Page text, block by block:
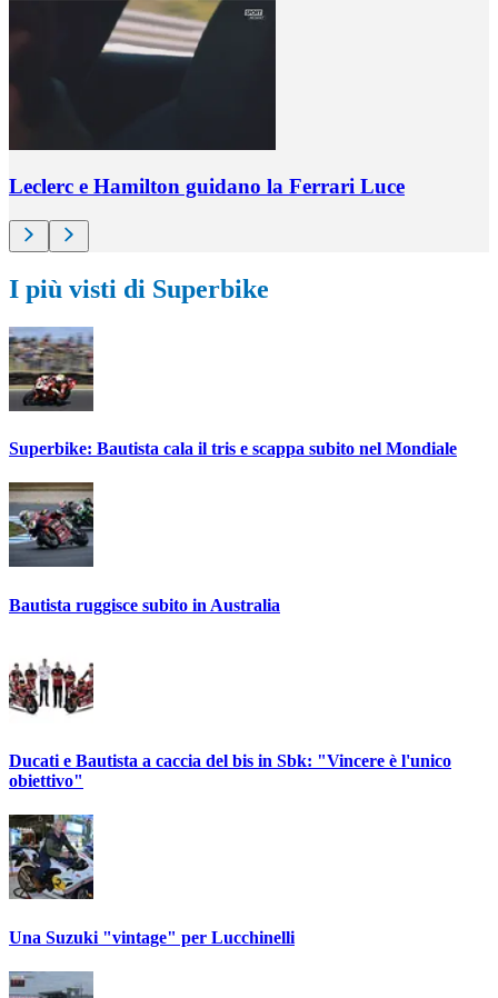
Leclerc e Hamilton guidano la Ferrari Luce
I più visti di Superbike
Superbike: Bautista cala il tris e scappa subito nel Mondiale
Bautista ruggisce subito in Australia
Ducati e Bautista a caccia del bis in Sbk: "Vincere è l'unico
obiettivo"
Una Suzuki "vintage" per Lucchinelli